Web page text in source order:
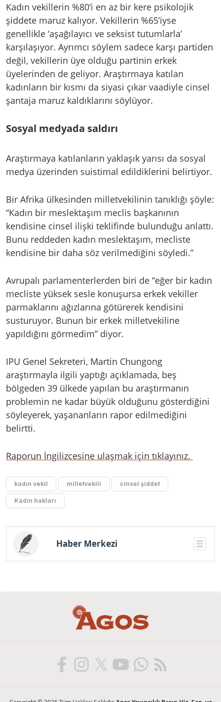
Kadın vekillerin %80’i en az bir kere psikolojik
şiddete maruz kalıyor. Vekillerin %65’iyse
genellikle ‘aşağılayıcı ve seksist tutumlarla’
karşılaşıyor. Ayrımcı söylem sadece karşı partiden
değil, vekillerin üye olduğu partinin erkek
üyelerinden de geliyor. Araştırmaya katılan
kadınların bir kısmı da siyasi çıkar vaadiyle cinsel
şantaja maruz kaldıklarını söylüyor.
Sosyal medyada saldırı
Araştırmaya katılanların yaklaşık yarısı da sosyal
medya üzerinden suistimal edildiklerini belirtiyor.
Bir Afrika ülkesinden milletvekilinin tanıklığı şöyle:
“Kadın bir meslektaşım meclis başkanının
kendisine cinsel ilişki teklifinde bulunduğu anlattı.
Bunu reddeden kadın meslektaşım, mecliste
kendisine bir daha söz verilmediğini söyledi.”
Avrupalı parlamenterlerden biri de “eğer bir kadın
mecliste yüksek sesle konuşursa erkek vekiller
parmaklarını ağızlarına götürerek kendisini
susturuyor. Bunun bir erkek milletvekiline
yapıldığını görmedim” diyor.
IPU Genel Sekreteri, Martin Chungong
araştırmayla ilgili yaptığı açıklamada, beş
bölgeden 39 ülkede yapılan bu araştırmanın
problemin ne kadar büyük olduğunu gösterdiğini
söyleyerek, yaşananların rapor edilmediğini
belirtti.
Raporun İngilizcesine ulaşmak için tıklayınız.
kadın vekil milletvekili cinsel şiddet
Kadın hakları
Haber Merkezi